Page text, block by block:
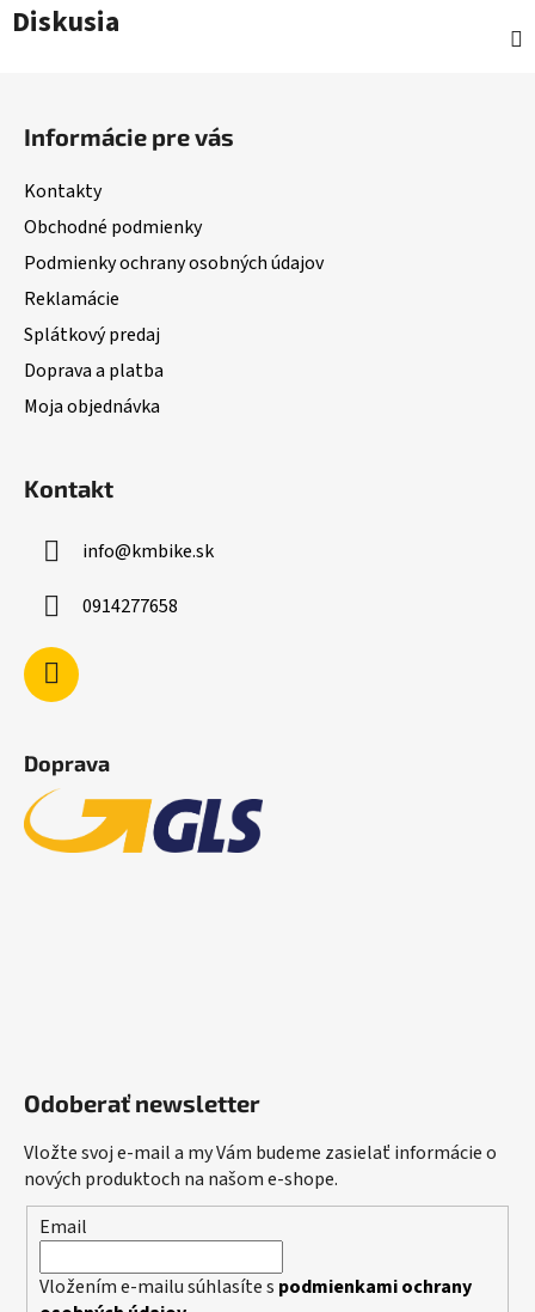
Diskusia
Informácie pre vás
Kontakty
Obchodné podmienky
Podmienky ochrany osobných údajov
Reklamácie
Splátkový predaj
Doprava a platba
Moja objednávka
Kontakt
info@kmbike.sk
0914277658
Doprava
Odoberať newsletter
Vložte svoj e-mail a my Vám budeme zasielať informácie o
nových produktoch na našom e-shope.
Email
Vložením e-mailu súhlasíte s podmienkami ochrany